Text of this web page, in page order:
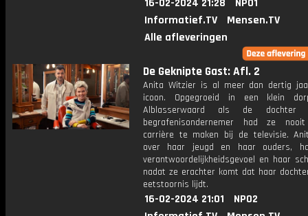
16-02-2024 21:28
NPO1
Informatief.TV
Mensen.TV
Alle afleveringen
De Geknipte Gast: Afl. 2
Anita Witzier is al meer dan dertig
icoon. Opgegroeid in een klein
Alblasserwaard als de
begrafenisondernemer had ze
carrière te maken bij de televisie.
over haar jeugd en haar ouders,
verantwoordelijkheidsgevoel en haar
nadat ze erachter komt dat haar
eetstoornis lijdt.
16-02-2024 21:01
NPO2